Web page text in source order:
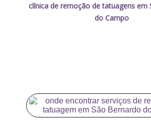
clínica de remoção de tatuagens em
do Campo